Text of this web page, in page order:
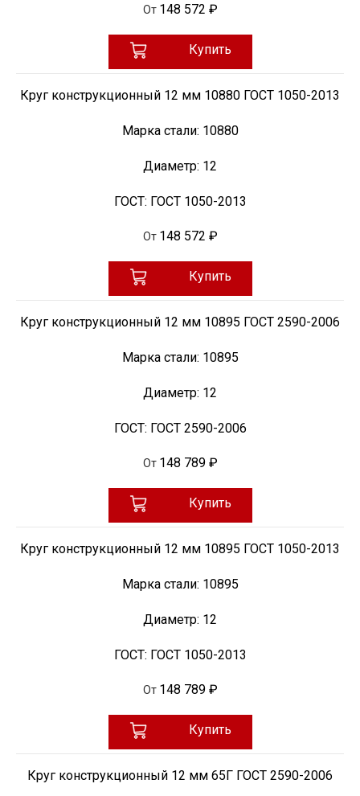
От 148 572 ₽
Купить
Круг конструкционный 12 мм 10880 ГОСТ 1050-2013
Марка стали: 10880
Диаметр: 12
ГОСТ: ГОСТ 1050-2013
От 148 572 ₽
Купить
Круг конструкционный 12 мм 10895 ГОСТ 2590-2006
Марка стали: 10895
Диаметр: 12
ГОСТ: ГОСТ 2590-2006
От 148 789 ₽
Купить
Круг конструкционный 12 мм 10895 ГОСТ 1050-2013
Марка стали: 10895
Диаметр: 12
ГОСТ: ГОСТ 1050-2013
От 148 789 ₽
Купить
Круг конструкционный 12 мм 65Г ГОСТ 2590-2006